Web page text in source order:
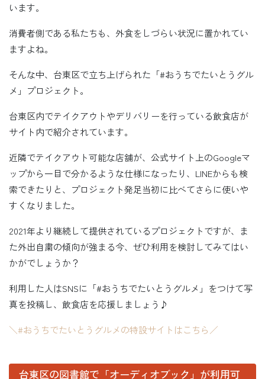
います。
消費者側である私たちも、外食をしづらい状況に置かれてい
ますよね。
そんな中、台東区で立ち上げられた「#おうちでたいとうグル
メ」プロジェクト。
台東区内でテイクアウトやデリバリーを行っている飲食店が
サイト内で紹介されています。
近隣でテイクアウト可能な店舗が、公式サイト上のGoogleマ
ップから一目で分かるような仕様になったり、LINEからも検
索できたりと、プロジェクト発足当初に比べてさらに使いや
すくなりました。
2021年より継続して提供されているプロジェクトですが、ま
た外出自粛の傾向が強まる今、ぜひ利用を検討してみてはい
かがでしょうか？
利用した人はSNSに「#おうちでたいとうグルメ」をつけて写
真を投稿し、飲食店を応援しましょう♪
＼#おうちでたいとうグルメの特設サイトはこちら／
台東区の図書館で「オーディオブック」が利用可